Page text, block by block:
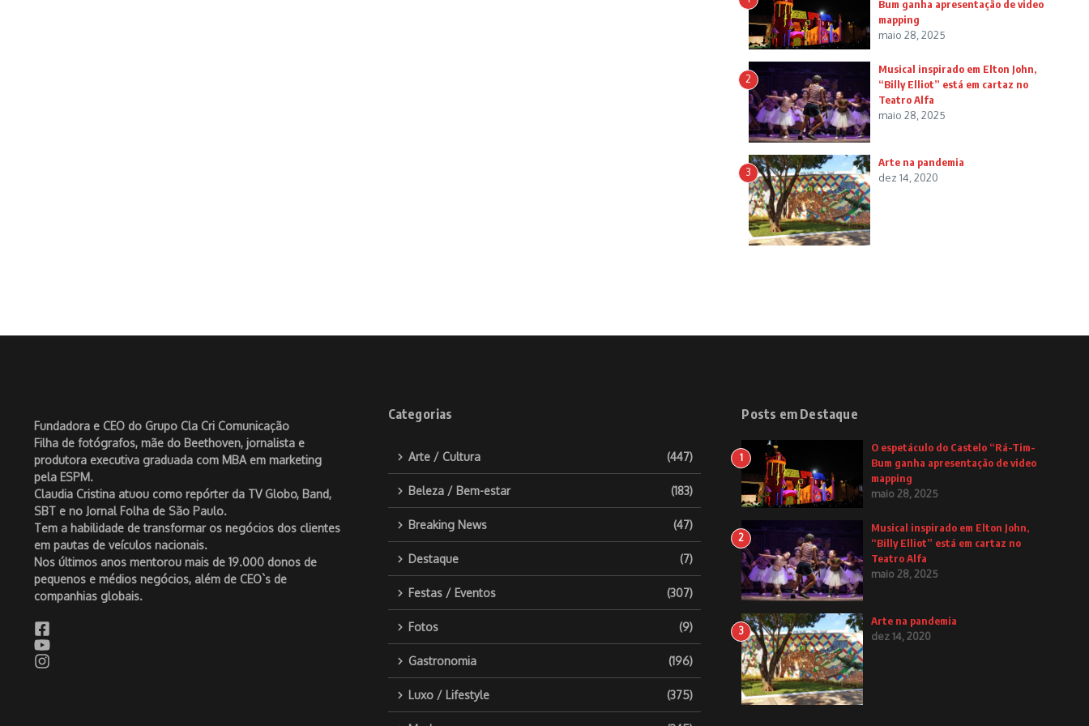
Bum ganha apresentação de video
mapping
maio 28, 2025
2
Musical inspirado em Elton John,
“Billy Elliot” está em cartaz no
Teatro Alfa
maio 28, 2025
3
Arte na pandemia
dez 14, 2020
Fundadora e CEO do Grupo Cla Cri Comunicação
Filha de fotógrafos, mãe do Beethoven, jornalista e
produtora executiva graduada com MBA em marketing
pela ESPM.
Claudia Cristina atuou como repórter da TV Globo, Band,
SBT e no Jornal Folha de São Paulo.
Tem a habilidade de transformar os negócios dos clientes
em pautas de veículos nacionais.
Nos últimos anos mentorou mais de 19.000 donos de
pequenos e médios negócios, além de CEO`s de
companhias globais.
Categorias
Arte / Cultura (447)
Beleza / Bem-estar (183)
Breaking News (47)
Destaque (7)
Festas / Eventos (307)
Fotos (9)
Gastronomia (196)
Luxo / Lifestyle (375)
Posts em Destaque
1
O espetáculo do Castelo “Rá-Tim-
Bum ganha apresentação de video
mapping
maio 28, 2025
2
Musical inspirado em Elton John,
“Billy Elliot” está em cartaz no
Teatro Alfa
maio 28, 2025
3
Arte na pandemia
dez 14, 2020